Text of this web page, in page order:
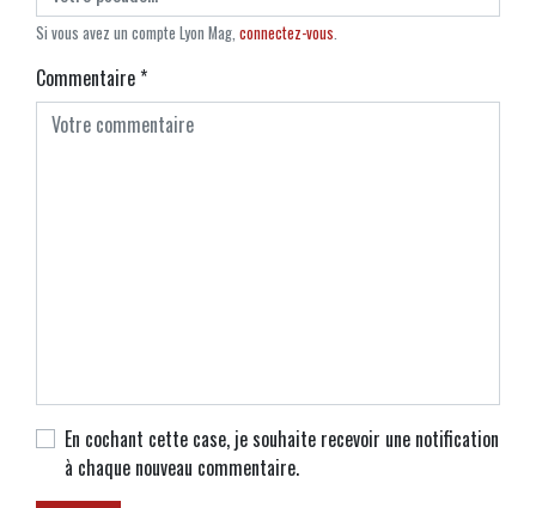
Si vous avez un compte Lyon Mag, connectez-vous.
Commentaire*
En cochant cette case, je souhaite recevoir une notification
à chaque nouveau commentaire.